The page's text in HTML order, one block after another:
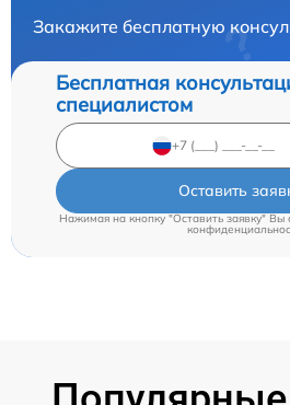
Закажите бесплатную
Бесплатная
специалистом
Оставить
Нажимая на кнопку "Оставить заявку" Вы